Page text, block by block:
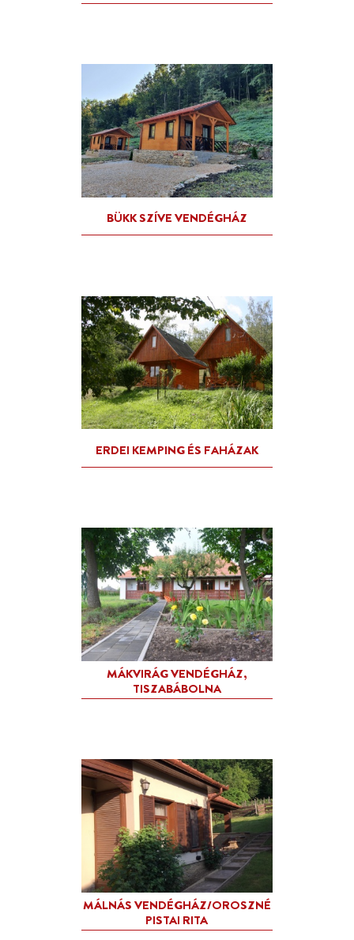
BORVIRÁG VENDÉGHÁZ,
TISZABÁBOLNA
ERDEI KEMPING ÉS